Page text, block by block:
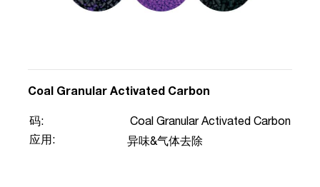
Coal Granular Activated Carbon
码:
Coal Granular Activated Carbon
应用:
异味&气体去除